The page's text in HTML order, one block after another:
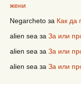
жени
Negarcheto за Как да
alien sea за За или
alien sea за За или
alien sea за За или